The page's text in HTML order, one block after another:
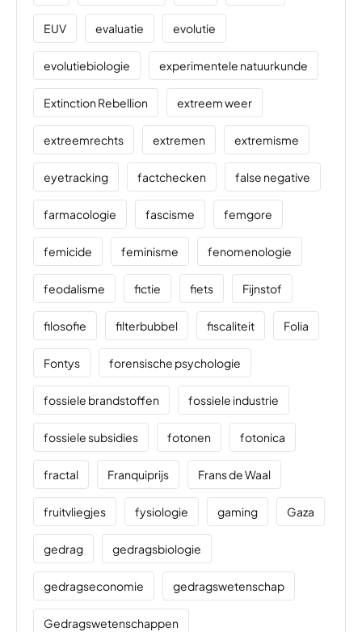
EUV evaluatie evolutie
evolutiebiologie experimentele natuurkunde
Extinction Rebellion extreem weer
extreemrechts extremen extremisme
eyetracking factchecken false negative
farmacologie fascisme femgore
femicide feminisme fenomenologie
feodalisme fictie fiets Fijnstof
filosofie filterbubbel fiscaliteit Folia
Fontys forensische psychologie
fossiele brandstoffen fossiele industrie
fossiele subsidies fotonen fotonica
fractal Franquiprijs Frans de Waal
fruitvliegjes fysiologie gaming Gaza
gedrag gedragsbiologie
gedragseconomie gedragswetenschap
Gedragswetenschappen